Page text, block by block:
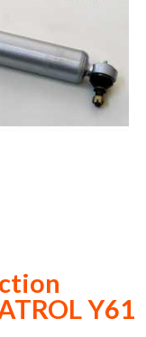
Y61